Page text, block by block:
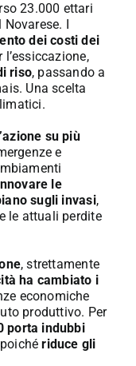
23.000 ettari
I
dei costi dei
riso, passando a
Una scelta
su più
e
le
sugli invasi,
le attuali perdite
, strettamente
ha cambiato i
economiche
produttivo. Per
porta indubbi
poichériduce gli